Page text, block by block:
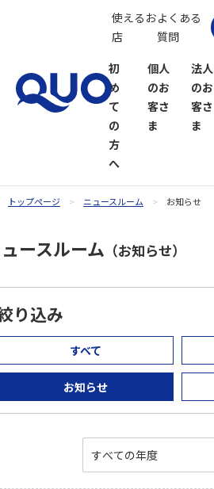
初
め
て
の
方
へ
個人
のお
客さ
ま
法人
のお
客さ
ま
ドオンラ
ア
ドPayオン
トア
使えるお
店
よくある
質問
トップページ ニュースルーム お知らせ
ースルーム （お知らせ）
り込み
すべて
お知らせ